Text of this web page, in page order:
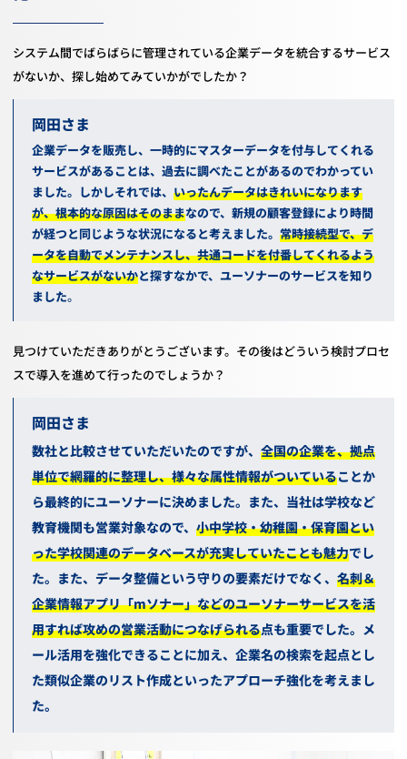
システム間でばらばらに管理されている企業データを統合するサービス
がないか、探し始めてみていかがでしたか？
岡田
企業データを販売し、一時的にマスターデータを付与してくれる
サービスがあることは、過去に調べたことがあるのでわかってい
ました。しかしそれでは、 いったんデータはきれいになります
が、根本的な原因はそのままなので、新規の顧客登録により時間
が経つと同じような状況になると考えました。 常時接続型で、デ
ータを自動でメンテナンスし、共通コードを付番してくれるよう
なサービスがないかと探すなかで、ユーソナーのサービスを知り
ました。
見つけていただきありがとうございます。その後はどういう検討プロセ
スで導入を進めて行ったのでしょうか？
岡田
数社と比較させていただいたのですが、 全国の企業を、拠点
単位で網羅的に整理し、様々な属性情報がついていることか
ら最終的にユーソナーに決めました。また、当社は学校など
教育機関も営業対象なので、 小中学校・幼稚園・保育園とい
った学校関連のデータベースが充実していたことも魅力でし
た。 また、データ整備という守りの要素だけでなく、 名刺＆
企業情報アプリ「mソナー」などのユーソナーサービスを活
用すれば攻めの営業活動につなげられる点も重要でした。メ
ール活用を強化できることに加え、企業名の検索を起点とし
た類似企業のリスト作成といったアプローチ強化を考えまし
た。